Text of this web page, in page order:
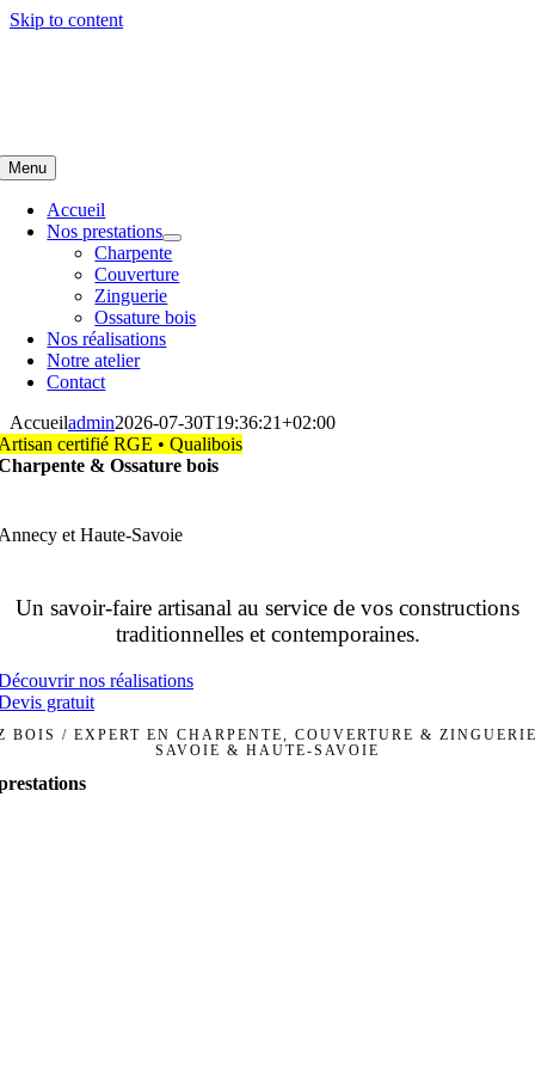
Skip to content
Menu
Accueil
Nos prestations
Charpente
Couverture
Zinguerie
Ossature bois
Nos réalisations
Notre atelier
Contact
Accueiladmin2026-07-30T19:36:21+02:00
certifié RGE • Qualibois
& Ossature bois
et Haute-Savoie
Un savoir-faire artisanal au service de vos constructions
traditionnelles et contemporaines.
nos réalisations
gratuit
BOIS / EXPERT EN CHARPENTE, COUVERTURE &
SAVOIE & HAUTE-SAVOIE